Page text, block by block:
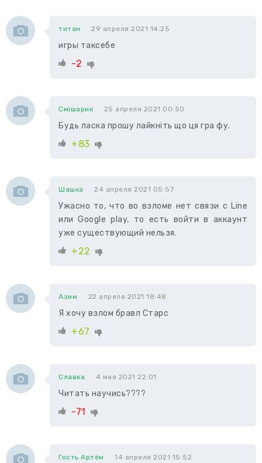
титан 29 апреля 2021 14:25
игры таксебе
-2
Смішарик 25 апреля 2021 00:50
Будь ласка прошу лайкніть що ця гра фу.
+83
Шашка 24 апреля 2021 05:57
Ужасно то, что во взломе нет связи с Line
или Google play, то есть войти в аккаунт
уже существующий нельзя.
+22
Азим 22 апреля 2021 18:48
Я хочу взлом бравл Старс
+67
Славка 4 мая 2021 22:01
Читать научись????
-71
Гость Артём 14 апреля 2021 15:52